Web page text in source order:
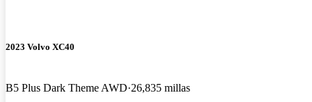
2023 Volvo XC40
B5 Plus Dark Theme AWD 26,835 millas